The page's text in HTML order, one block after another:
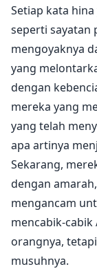
membuatnya
Ava menggigit
enggan untuk
membawanya
Jika dia punya
"Ini saja yang
akhirnya dia
nafsu. "Dulu
Dituduh
Alpha, Ava
Setiap kata
seperti sayatan
mengoyaknya
yang
dengan
mereka yang
yang telah
apa artinya
Sekarang,
dengan
mengancam
mencabik-cabik
orangnya,
musuhnya.